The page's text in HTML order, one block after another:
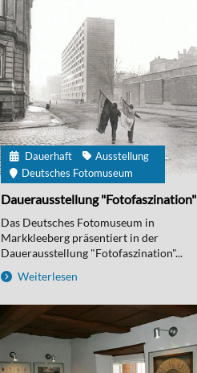
Dauerhaft
Ausstellung
Deutsches Fotomuseum
Dauerausstellung "Fotofaszination"
Das Deutsches Fotomuseum in
Markkleeberg präsentiert in der
Dauerausstellung "Fotofaszination"...
Weiterlesen